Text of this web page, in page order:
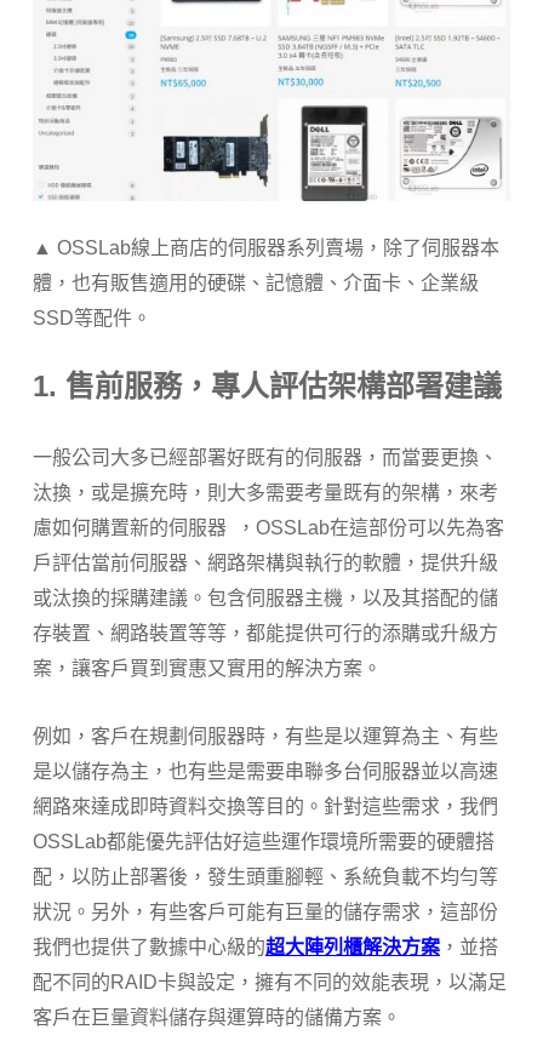
▲ OSSLab線上商店的伺服器系列賣場，除了伺服器本
體，也有販售適用的硬碟、記憶體、介面卡、企業級
SSD等配件。
1. 售前服務，專人評估架構部署建議
一般公司大多已經部署好既有的伺服器，而當要更換、
汰換，或是擴充時，則大多需要考量既有的架構，來考
慮如何購置新的伺服器 ，OSSLab在這部份可以先為客
戶評估當前伺服器、網路架構與執行的軟體，提供升級
或汰換的採購建議。包含伺服器主機，以及其搭配的儲
存裝置、網路裝置等等，都能提供可行的添購或升級方
案，讓客戶買到實惠又實用的解決方案。
例如，客戶在規劃伺服器時，有些是以運算為主、有些
是以儲存為主，也有些是需要串聯多台伺服器並以高速
網路來達成即時資料交換等目的。針對這些需求，我們
OSSLab都能優先評估好這些運作環境所需要的硬體搭
配，以防止部署後，發生頭重腳輕、系統負載不均勻等
狀況。另外，有些客戶可能有巨量的儲存需求，這部份
我們也提供了數據中心級的超大陣列櫃解決方案，並搭
配不同的RAID卡與設定，擁有不同的效能表現，以滿足
客戶在巨量資料儲存與運算時的儲備方案。